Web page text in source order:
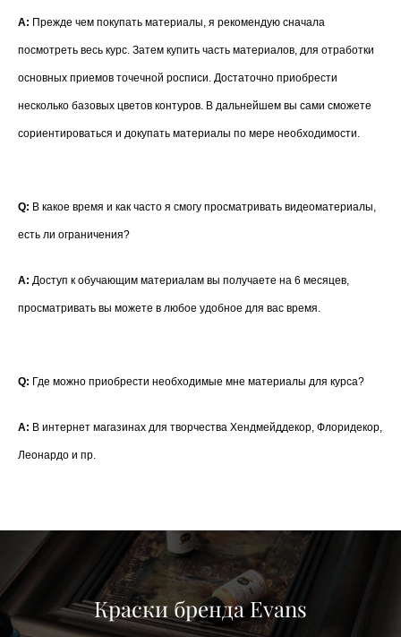
A: Прежде чем покупать материалы, я рекомендую сначала
посмотреть весь курс. Затем купить часть материалов, для отработки
основных приемов точечной росписи. Достаточно приобрести
несколько базовых цветов контуров. В дальнейшем вы сами сможете
сориентироваться и докупать материалы по мере необходимости.
Q: В какое время и как часто я смогу просматривать видеоматериалы,
есть ли ограничения?
A: Доступ к обучающим материалам вы получаете на 6 месяцев,
просматривать вы можете в любое удобное для вас время.
Q: Где можно приобрести необходимые мне материалы для курса?
A: В интернет магазинах для творчества Хендмейддекор, Флоридекор,
Леонардо и пр.
Краски бренда Evans